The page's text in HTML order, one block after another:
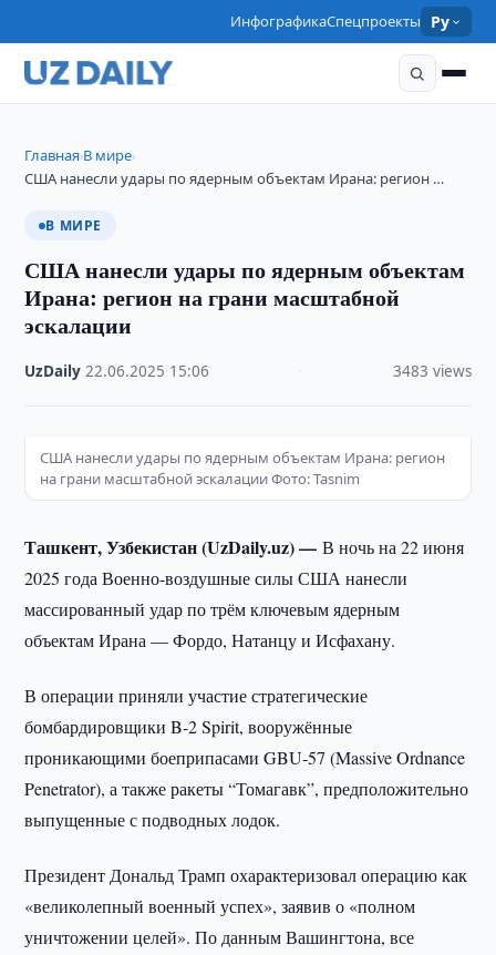
ИнфографикаСпецпроекты Ру
Главная›В мире›
США нанесли удары по ядерным объектам Ирана: регион …
В МИРЕ
США нанесли удары по ядерным объектам
Ирана: регион на грани масштабной
эскалации
UzDaily ·22.06.2025 15:06 3483 views
США нанесли удары по ядерным объектам Ирана: регион
на грани масштабной эскалации Фото: Tasnim
Ташкент, Узбекистан (UzDaily.uz) —В ночь на 22 июня
2025 года Военно-воздушные силы США нанесли
массированный удар по трём ключевым ядерным
объектам Ирана — Фордо, Натанцу и Исфахану.
В операции приняли участие стратегические
бомбардировщики B‑2 Spirit, вооружённые
проникающими боеприпасами GBU‑57 (Massive Ordnance
Penetrator), а также ракеты “Томагавк”, предположительно
выпущенные с подводных лодок.
Президент Дональд Трамп охарактеризовал операцию как
«великолепный военный успех», заявив о «полном
уничтожении целей». По данным Вашингтона, все